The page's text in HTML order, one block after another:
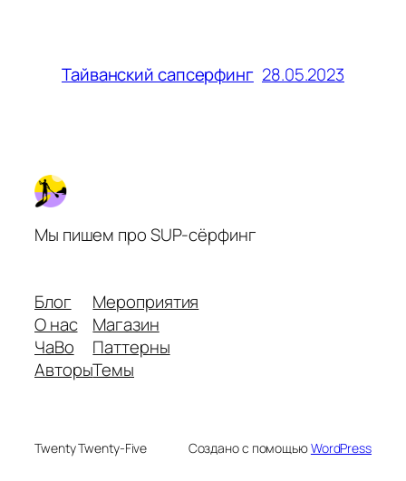
Тайванский сапсерфинг 28.05.2023
Мы пишем про SUP-сёрфинг
Блог
О нас
ЧаВо
Авторы
Мероприятия
Магазин
Паттерны
Темы
Twenty Twenty-Five Создано с помощьюWordPress